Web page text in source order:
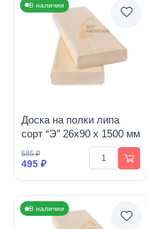
В наличии
Доска на полки липа
сорт “Э” 26х90 х 1500 мм
585 ₽
495 ₽
В наличии